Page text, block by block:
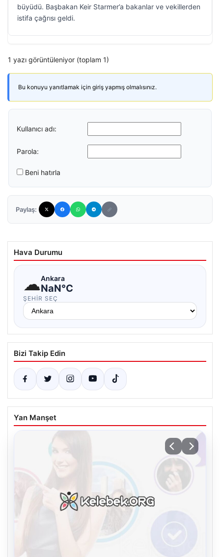
büyüdü. Başbakan Keir Starmer’a bakanlar ve vekillerden
istifa çağrısı geldi.
1 yazı görüntüleniyor (toplam 1)
Bu konuyu yanıtlamak için giriş yapmış olmalısınız.
Kullanıcı adı:
Parola:
Beni hatırla
Paylaş:
Hava Durumu
☁Ankara
NaN°C
ŞEHIR SEÇ
Bizi Takip Edin
Yan Manşet